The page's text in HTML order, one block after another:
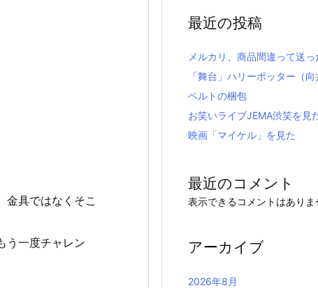
金具ではなくそこ
う一度チャレン
最近の投稿
メルカリ、商品間違って送っ
「舞台」ハリーポッター（
ベルトの梱包
お笑いライブJEMA渋笑を見
映画「マイケル」を見た
最近のコメント
表示できるコメントはありま
アーカイブ
2026年8月